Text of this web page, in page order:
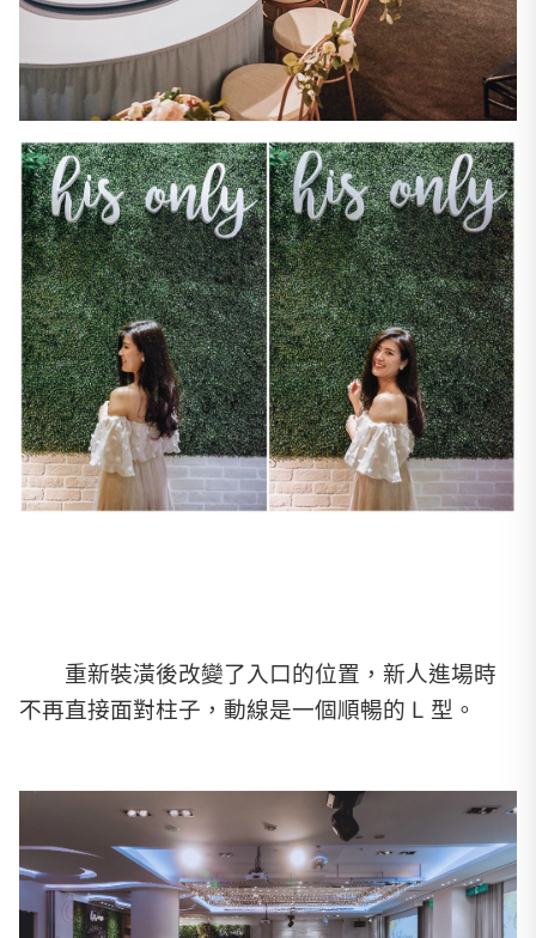
重新裝潢後改變了入口的位置，新人進場時
不再直接面對柱子，動線是一個順暢的 L 型。